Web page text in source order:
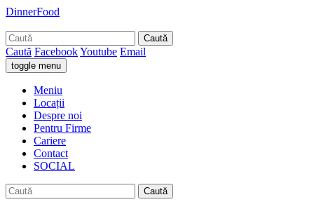
DinnerFood
Caută
Caută FacebookYoutube Email
toggle menu
Meniu
Locații
Despre noi
Pentru Firme
Cariere
Contact
SOCIAL
Caută